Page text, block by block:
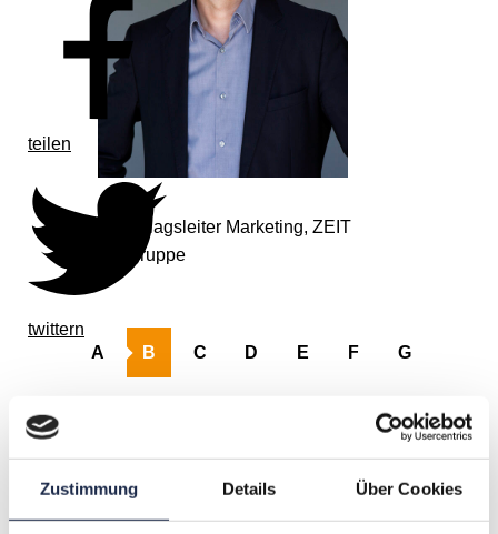
Zustimmung Details Über Cookies
teilen
twittern
Stellv. Verlagsleiter Marketing, ZEIT
Verlagsgruppe
A B C D E F G
O P Q R S T U
V W X Y Z